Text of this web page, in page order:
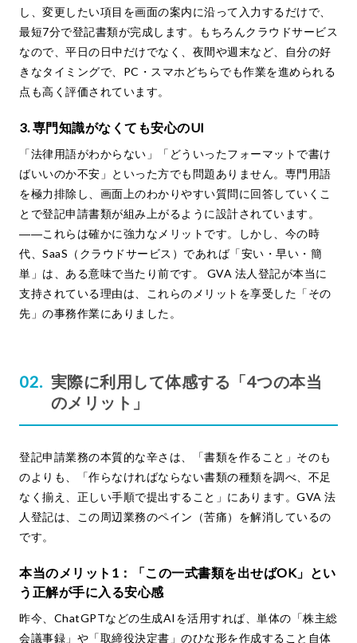
し、変更したい項目を画面の案内に沿って入力するだけで、
最短7分で登記書類が完成します。もちろんクラウドサービス
なので、平日の日中だけでなく、夜間や週末など、自分の好
きなタイミングで、PC・スマホどちらでも作業を進められる
点も高く評価されています。
3. 専門知識がなくても安心のUI
「法律用語がわからない」「どういったフォーマットで書け
ばいいのか不安」といった方でも問題ありません。専門用語
を極力排除し、画面上のわかりやすい質問に回答していくこ
とで登記申請書類が組み上がるように設計されています。
――これらは確かに強力なメリットです。しかし、今の時
代、SaaS（クラウドサービス）であれば「安い・早い・簡
単」は、ある意味で当たり前です。 GVA 法人登記が本当に
支持されている理由は、これらのメリットを享受した「その
先」の事務作業にありました。
実際に利用して体感する「4つの本当
のメリット」
登記申請業務の本質的な辛さは、「書類を作ること」そのも
のよりも、「作らなければならない書類の種類を調べ、不足
なく揃え、正しい手順で提出すること」にあります。GVA 法
人登記は、この周辺業務のペイン（苦痛）を解消しているの
です。
本当のメリット1：「この一式書類を出せばOK」とい
う正解が手に入る安心感
昨今、ChatGPTなどの生成AIを活用すれば、単体の「株主総
会議事録」や「取締役決定書」のひな形を作成すること自体